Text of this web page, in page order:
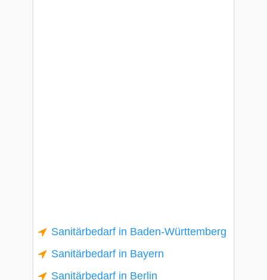
Sanitärbedarf in Baden-Württemberg
Sanitärbedarf in Bayern
Sanitärbedarf in Berlin